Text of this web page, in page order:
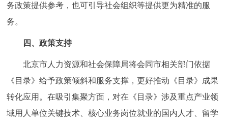
务政策提供参考，也可引导社会组织等提供更为精准的服
务。
四、政策支持
北京市人力资源和社会保障局将会同市相关部门依据
《目录》给予政策倾斜和服务支撑，更好推动《目录》成果
转化应用。在吸引集聚方面，对在《目录》涉及重点产业领
域用人单位关键技术、核心业务岗位就业的国内人才、留学